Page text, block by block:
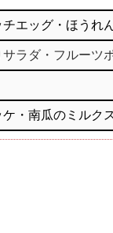
エッグ・ほうれ
ラダ・フルーツ
・南瓜のミルク